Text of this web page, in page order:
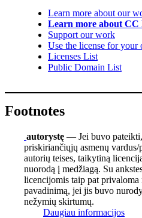
Learn more about our
Learn more about CC
Support our work
Use the license for your
Licenses List
Public Domain List
Footnotes
autorystę — Jei buvo
priskiriančiųjų asmenų vardus/
autorių teises, taikytiną
nuorodą į medžiagą. Su
licencijomis taip pat privaloma
pavadinimą, jei jis buvo
nežymių skirtumų.
Daugiau informacijos